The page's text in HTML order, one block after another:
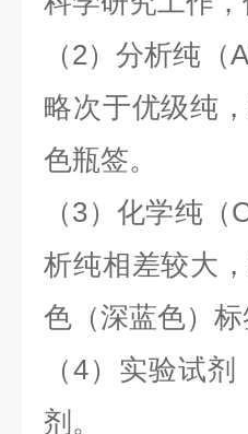
（2）分析纯
略次于优级纯
色瓶签。
（3）化学纯
析纯相差较大
色（深蓝色）标
（4）实验试
剂。